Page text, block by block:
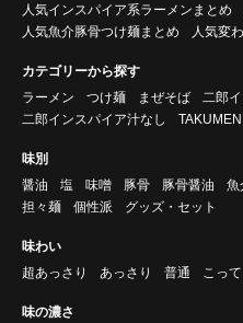
人気インスパイア系ラーメンまとめ
人気魚介豚骨つけ麺まとめ
人気変
カテゴリーから探す
ラーメン
つけ麺 まぜそば
二郎
二郎インスパイア汁なし
味別
醤油
塩 味噌 豚骨 豚骨醤油 魚
担々麺
個性派 グッズ・セット
味わい
超あっさり
あっさり 普通 こって
味の濃さ